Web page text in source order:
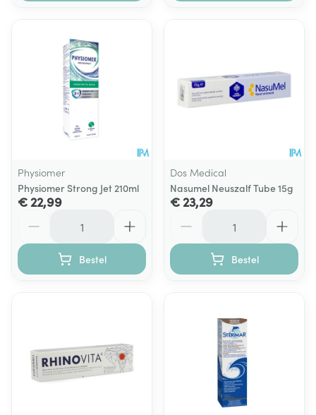
Physiomer
Physiomer Strong Jet 210ml
€ 22,99
Bestel
Dos Medical
Nasumel Neuszalf Tube 15g
€ 23,29
Bestel